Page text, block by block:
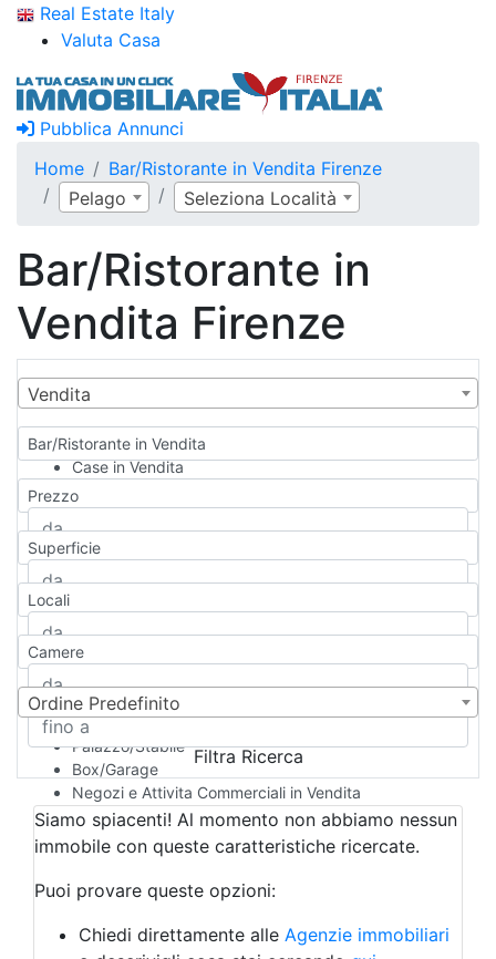
Real Estate Italy
Valuta Casa
Pubblica Annunci
Home
Bar/Ristorante in Vendita Firenze
Pelago
Seleziona Località
Bar/Ristorante in
Vendita Firenze
Vendita
Bar/Ristorante in Vendita
Case in Vendita
Qualsiasi
Appartamento
Casa indipendente
Casa Semi-indipendente
Attico/Mansarda
Rustico/Casale
Camera d'Albergo
Multiproprietà
Palazzo/Stabile
Box/Garage
Negozi e Attivita Commerciali in Vendita
Qualsiasi
Attività/Licenza Commerciale
Azienda Agricola
Bar/Ristorante
Albergo
Laboratorio Artigianale
Prezzo
Superficie
Locali
Camere
Ordine Predefinito
Filtra Ricerca
Siamo spiacenti! Al momento non abbiamo nessun
immobile con queste caratteristiche ricercate.
Puoi provare queste opzioni:
Chiedi direttamente alle Agenzie immobiliari